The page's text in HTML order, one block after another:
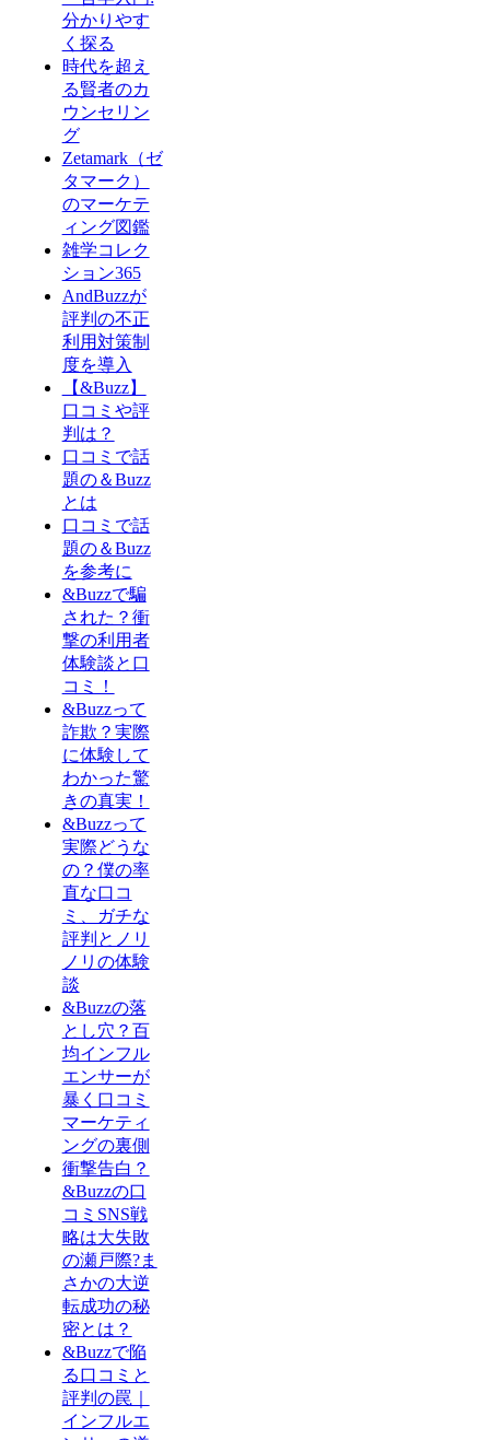
分かりやす
く探る
時代を超え
る賢者のカ
ウンセリン
グ
Zetamark（ゼ
タマーク）
のマーケテ
ィング図鑑
雑学コレク
ション365
AndBuzzが
評判の不正
利用対策制
度を導入
【&Buzz】
口コミや評
判は？
口コミで話
題の＆Buzz
とは
口コミで話
題の＆Buzz
を参考に
&Buzzで騙
された？衝
撃の利用者
体験談と口
コミ！
&Buzzって
詐欺？実際
に体験して
わかった驚
きの真実！
&Buzzって
実際どうな
の？僕の率
直な口コ
ミ、ガチな
評判とノリ
ノリの体験
談
&Buzzの落
とし穴？百
均インフル
エンサーが
暴く口コミ
マーケティ
ングの裏側
衝撃告白？
&Buzzの口
コミSNS戦
略は大失敗
の瀬戸際?ま
さかの大逆
転成功の秘
密とは？
&Buzzで陥
る口コミと
評判の罠｜
インフルエ